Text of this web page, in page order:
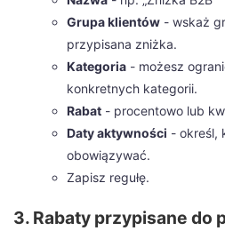
Grupa klientów - wskaż
przypisana zniżka.
Kategoria - możesz
konkretnych kategorii.
Rabat - procentowo lub
Daty aktywności - określ,
obowiązywać.
Zapisz regułę.
3. Rabaty przypisane do